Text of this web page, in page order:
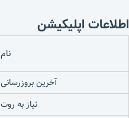
اطلاعات اپلیکیشن
نام
آخرین بروزرسانی
نیاز به روت